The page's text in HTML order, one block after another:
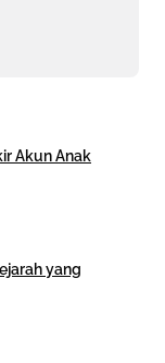
Akun Anak
yang